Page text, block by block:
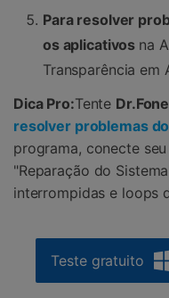
Para resolver
os aplicativos na
Transparência em
Dica Pro:Tente
resolver problemas
programa, conecte
"Reparação do
interrompidas e loops
Teste gratuito